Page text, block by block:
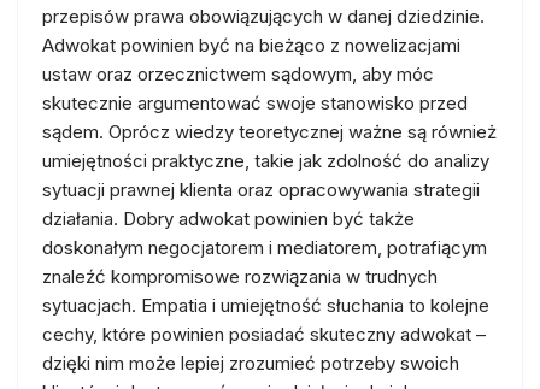
przepisów prawa obowiązujących w danej dziedzinie.
Adwokat powinien być na bieżąco z nowelizacjami
ustaw oraz orzecznictwem sądowym, aby móc
skutecznie argumentować swoje stanowisko przed
sądem. Oprócz wiedzy teoretycznej ważne są również
umiejętności praktyczne, takie jak zdolność do analizy
sytuacji prawnej klienta oraz opracowywania strategii
działania. Dobry adwokat powinien być także
doskonałym negocjatorem i mediatorem, potrafiącym
znaleźć kompromisowe rozwiązania w trudnych
sytuacjach. Empatia i umiejętność słuchania to kolejne
cechy, które powinien posiadać skuteczny adwokat –
dzięki nim może lepiej zrozumieć potrzeby swoich